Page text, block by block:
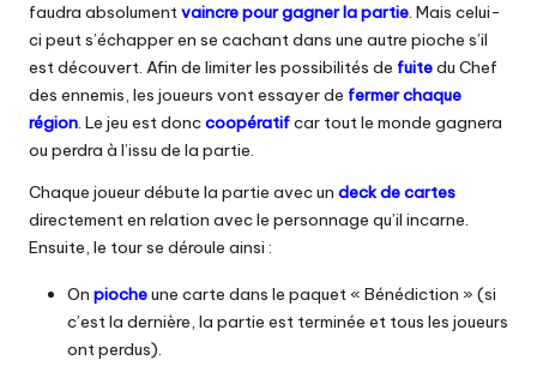
faudra absolumentvaincre pour gagner la partie. Mais celui-
ci peut s’échapper en se cachant dans une autre pioche s’il
est découvert. Afin de limiter les possibilités de fuitedu Chef
des ennemis, les joueurs vont essayer de fermer chaque
région. Le jeu est donccoopératifcar tout le monde gagnera
ou perdra à l’issu de la partie.
Chaque joueur débute la partie avec un deck de cartes
directement en relation avec le personnage qu’il incarne.
Ensuite, le tour se déroule ainsi :
On piocheune carte dans le paquet « Bénédiction » (si
c’est la dernière, la partie est terminée et tous les joueurs
ont perdus).